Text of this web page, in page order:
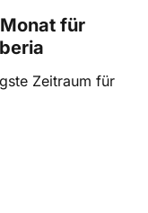
für
Zeitraum für